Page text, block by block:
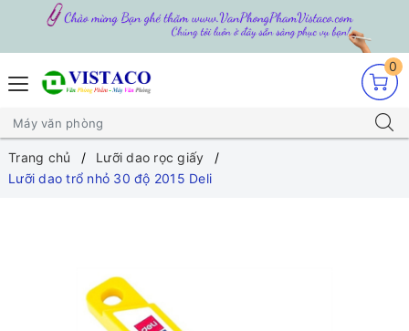
0
Trang chủ
Lưỡi dao rọc giấy
Lưỡi dao trổ nhỏ 30 độ 2015 Deli